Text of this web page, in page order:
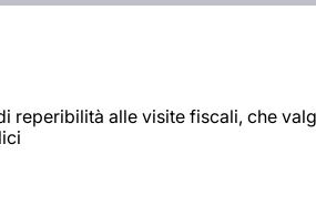
reperibilità alle visite fiscali, che